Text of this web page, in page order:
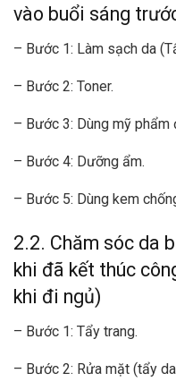
vào buổi sáng
– Bước 1: Làm sạch da
– Bước 2: Toner.
– Bước 3: Dùng mỹ phẩm
– Bước 4: Dưỡng ẩm.
– Bước 5: Dùng kem
2.2. Chăm sóc da
khi đã kết thúc
khi đi ngủ)
– Bước 1: Tẩy trang.
– Bước 2: Rửa mặt (tẩy